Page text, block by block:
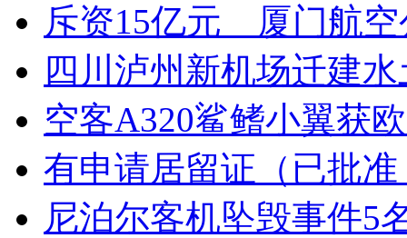
斥资15亿元 厦门航空
四川泸州新机场迁建
空客A320鲨鳍小翼获
有申请居留证（已批
尼泊尔客机坠毁事件5